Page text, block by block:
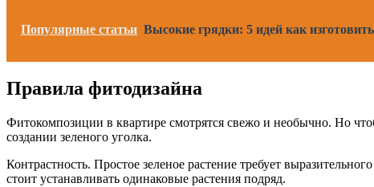
Популярные статьи Высокие грядки: 5 идей как
Правила фитодизайна
Фитокомпозиции в квартире смотрятся свежо и необычно. Но
создании зеленого уголка.
Контрастность. Простое зеленое растение требует
стоит устанавливать одинаковые растения подряд.